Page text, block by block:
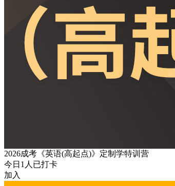
2026成考《英语(高起点)》定制学特训营
今日 1 人已打卡
加入